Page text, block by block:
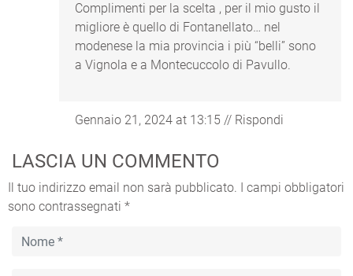
Complimenti per la scelta , per il mio gusto il
migliore è quello di Fontanellato… nel
modenese la mia provincia i più “belli” sono
a Vignola e a Montecuccolo di Pavullo.
Gennaio 21, 2024 at 13:15 // Rispondi
LASCIA UN COMMENTO
Il tuo indirizzo email non sarà pubblicato. I campi obbligatori
sono contrassegnati *